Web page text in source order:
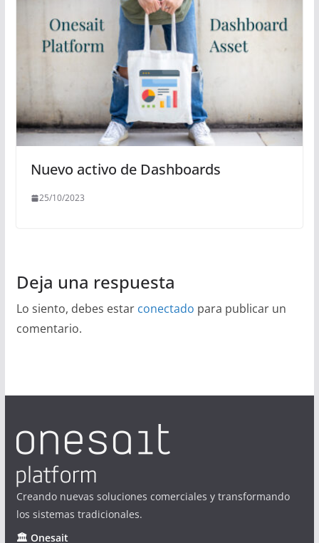
Nuevo activo de Dashboards
25/10/2023
Deja una respuesta
Lo siento, debes estar conectado para publicar un
comentario.
Creando nuevas soluciones comerciales y transformando
los sistemas tradicionales.
🏛 Onesait